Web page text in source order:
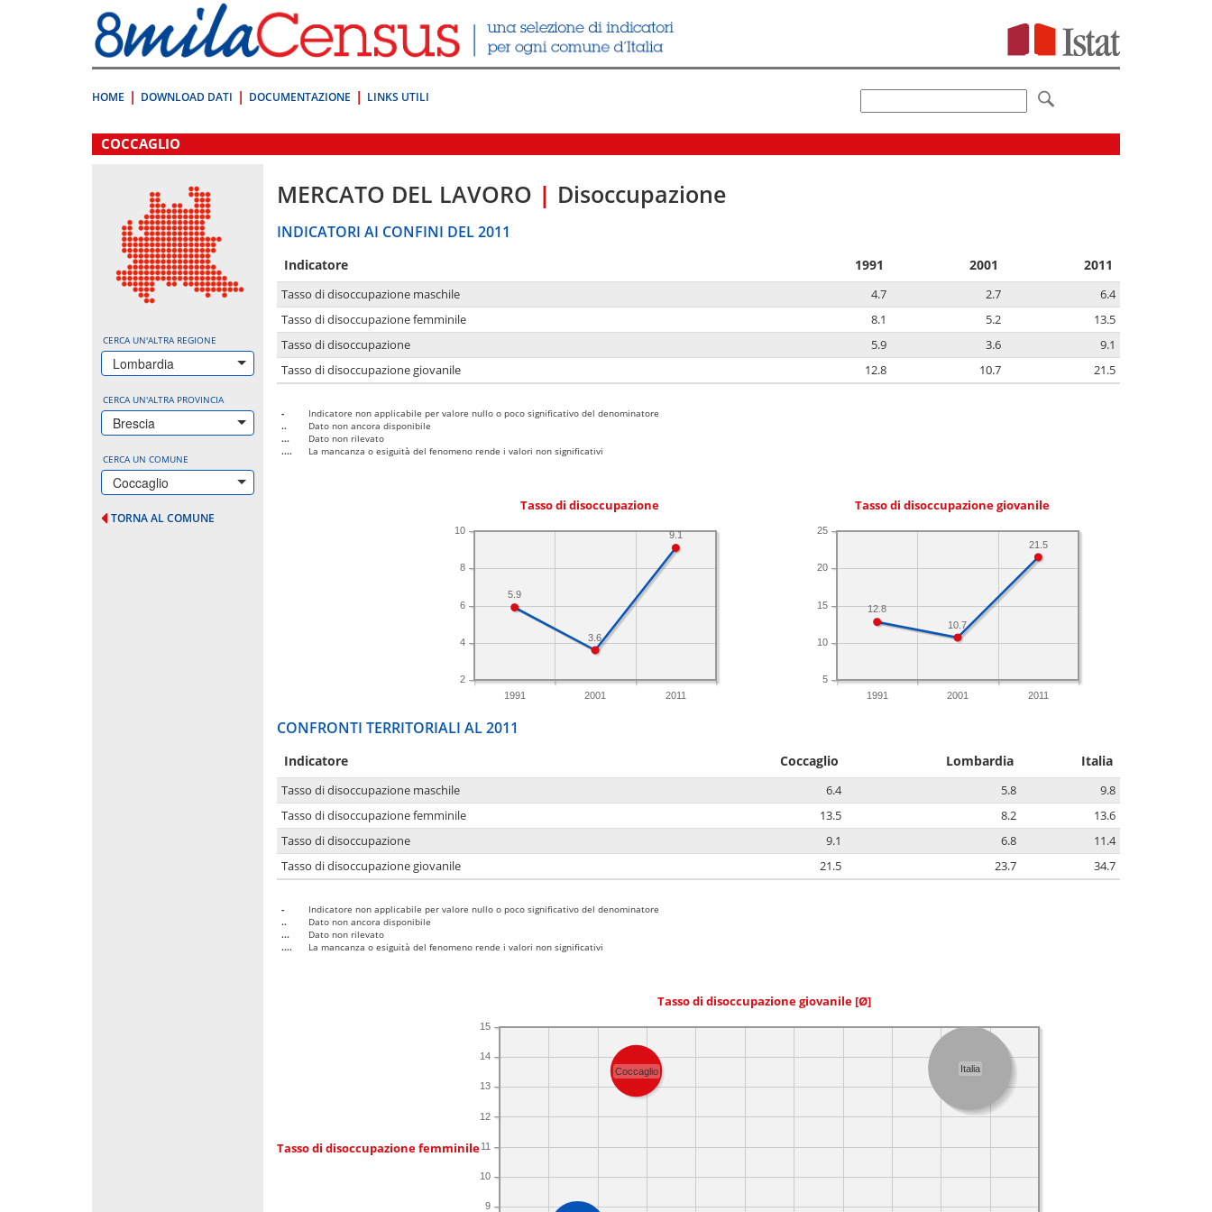
direttamente
a:
Contenuto
HOME DOWNLOAD DATI DOCUMENTAZIONE LINKS UTILI
.
COCCAGLIO
CERCA UN'ALTRA REGIONE
Lombardia
CERCA UN'ALTRA PROVINCIA
Brescia
CERCA UN COMUNE
Coccaglio
TORNA AL COMUNE
MERCATO DEL LAVORO | Disoccupazione
INDICATORI AI CONFINI DEL 2011
Indicatore 1991 2001 2011
Tasso di disoccupazione maschile 4.7 2.7
6.4
Tasso di disoccupazione femminile
8.1 5.2
13.5
Tasso di disoccupazione
5.9 3.6
9.1
Tasso di disoccupazione giovanile
12.8 10.7 21.5
-
Indicatore non applicabile per valore nullo o poco significativo del denominatore
..
Dato non ancora disponibile
...
Dato non rilevato
....
La mancanza o esiguità del fenomeno rende i valori non significativi
Tasso di disoccupazione
1991 2001 2011
2
4
6
8
10 9.1
3.6
5.9
Tasso di disoccupazione giovanile
1991 2001 2011
5
10
15
20
25
21.5
10.7
12.8
CONFRONTI TERRITORIALI AL 2011
Indicatore Coccaglio Lombardia Italia
Tasso di disoccupazione maschile 6.4 5.8
9.8
Tasso di disoccupazione femminile
13.5 8.2
13.6
Tasso di disoccupazione
9.1 6.8
11.4
Tasso di disoccupazione giovanile
21.5 23.7 34.7
-
Indicatore non applicabile per valore nullo o poco significativo del denominatore
..
Dato non ancora disponibile
...
Dato non rilevato
....
La mancanza o esiguità del fenomeno rende i valori non significativi
Tasso di disoccupazione giovanile [Ø]
Tasso di disoccupazione femminile
9
10
11
12
13
14
15
Italia
Coccaglio